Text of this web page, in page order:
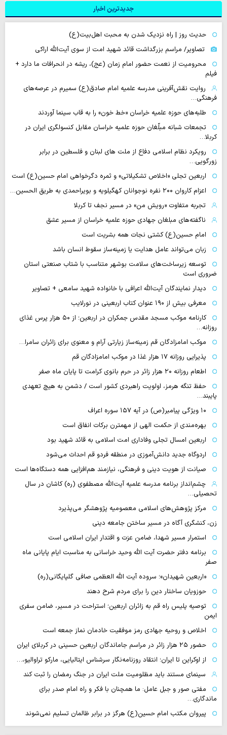
جدیدترین اخبار
حدیث روز | راه نزدیک شدن به محبت اهل‌بیت(ع)
تصاویر/ مراسم بزرگداشت قائد شهید امت از سوی آیت‌الله اراکی
محرومیت از نعمت حضور امام زمان (عج)، ریشه در انحرافات ما دارد +
فیلم
روایت نقش‌آفرینی مدرسه علمیه امام صادق(ع) سمیرم در عرصه‌های
فرهنگی…
طلبه‌های حوزه علمیه خراسان «خط خون» را به قاب سینما آوردند
تجمعات شبانه مبلّغان حوزه علمیه خراسان مقابل کنسولگری ایران در
کربلا…
رویکرد نظام اسلامی دفاع از ملت های لبنان و فلسطین در برابر
زورگویی…
اربعین تجلی «اخلاص تشکیلاتی» و ثمره دگرخواهی امام حسین(ع) است
اعزام کاروان ۲۰۰ نفره نوجوانان کهگیلویه و بویراحمدی به طریق الحسین…
تجربه متفاوت «رویش من» در مسیر نجف تا کربلا
ناگفته‌های مبلغان جهادی حوزه علمیه خراسان از مسیر عشق
امام حسین(ع) کشتی نجات همه بشریت است
زبان می‌تواند عامل هدایت یا زمینه‌ساز سقوط انسان باشد
توسعه زیرساخت‌های سلامت بوشهر متناسب با شتاب صنعتی استان
ضروری است
دیدار نمایندگان آیت‌الله اعرافی با خانواده شهید سامعی + تصاویر
معرفی بیش از ۱۹۰ عنوان کتاب اربعینی در نورلایب
کارنامه موکب مسجد مقدس جمکران در اربعین؛ از ۵۰ هزار پرس غذای
روزانه…
موکب امامزادگان قم زمینه‌ساز زیارتی آرام و معنوی برای زائران سامرا…
پذیرایی روزانه ۱۷ هزار غذا در موکب امامزادگان قم
اطعام روزانه ۲۰ هزار زائر در حرم بانوی کرامت تا پایان ماه صفر
حفظ تنگه هرمز، اولویت راهبردی کشور است / دشمن به هیچ تعهدی
پایبند…
۱۰ ویژگی پیامبر(ص) در آیه ۱۵۷ سوره اعراف
بهره‌مندی از حکمت الهی از مهمترن برکات انفاق است
اربعین امسال تجلی وفاداری امت اسلامی به قائد شهید بود
اردوگاه جدید دانش‌آموزی در منطقه فردو قم احداث می‌شود
صیانت از هویت دینی و فرهنگی، نیازمند هم‌افزایی همه دستگاه‌ها است
چشم‌انداز برنامه مدرسه علمیه آیت‌الله مصطفوی (ره) کاشان در سال
تحصیلی…
مرکز پژوهش‌های اسلامی معصومیه پژوهشگر می‌پذیرد
زن، کنشگری آگاه در مسیر ساختن جامعه دینی
استمرار مسیر شهدا، ضامن عزت و اقتدار ایران اسلامی است
برنامه دفتر حضرت آیت الله وحید خراسانی به مناسبت ایام پایانی ماه
صفر
«اربعین شهیدان»؛ سروده آیت الله العظمی صافی گلپایگانی(ره)
حوزویان ساختار دین را برای مردم شرح دهند
توصیه پلیس راه قم به زائران اربعین؛ استراحت در مسیر، ضامن سفری
ایمن
اخلاص و روحیه جهادی رمز موفقیت خادمان نماز جمعه است
حضور ۲۵ هزار زائر در مراسم جاماندگان اربعین حسینی در کربلای ایران
از اوکراین تا ایران؛ انتقاد روزنامه‌نگار سرشناس ایتالیایی، مارکو تراوالیو،…
سینمای مستند باید مظلومیت ملت ایران در جنگ رمضان را ثبت کند
مفتی صور و جبل عامل: ما همچنان با فکر و راه امام صدر برای
ماندگاری…
پیروان مکتب امام حسین(ع) هرگز در برابر ظالمان تسلیم نمی‌شوند